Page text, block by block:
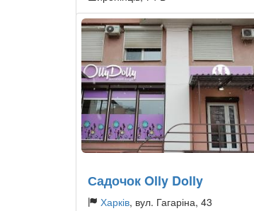
Тип садочку:Приватний
Садочок Olly Dolly
Харків, вул. Гагаріна, 43